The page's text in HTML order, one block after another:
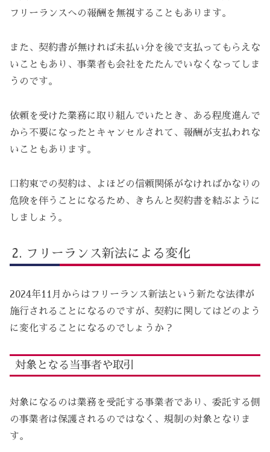
フリーランスへの報酬を無視することもあります。
また、契約書が無ければ未払い分を後で支払ってもらえな
いこともあり、事業者も会社をたたんでいなくなってしま
うのです。
依頼を受けた業務に取り組んでいたとき、ある程度進んで
から不要になったとキャンセルされて、報酬が支払われな
いこともあります。
口約束での契約は、よほどの信頼関係がなければかなりの
危険を伴うことになるため、きちんと契約書を結ぶように
しましょう。
フリーランス新法による変化
2024年11月からはフリーランス新法という新たな法律が
施行されることになるのですが、契約に関してはどのよう
に変化することになるのでしょうか？
対象となる当事者や取引
対象になるのは業務を受託する事業者であり、委託する側
の事業者は保護されるのではなく、規制の対象となりま
す。